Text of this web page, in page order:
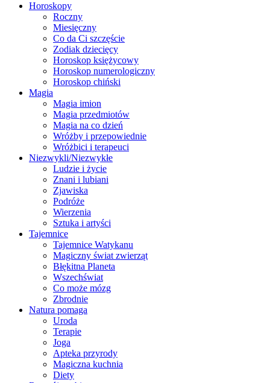
Horoskopy
Roczny
Miesięczny
Co da Ci szczęście
Zodiak dziecięcy
Horoskop księżycowy
Horoskop numerologiczny
Horoskop chiński
Magia
Magia imion
Magia przedmiotów
Magia na co dzień
Wróżby i przepowiednie
Wróżbici i terapeuci
Niezwykli/Niezwykłe
Ludzie i życie
Znani i lubiani
Zjawiska
Podróże
Wierzenia
Sztuka i artyści
Tajemnice
Tajemnice Watykanu
Magiczny świat zwierząt
Błękitna Planeta
Wszechświat
Co może mózg
Zbrodnie
Natura pomaga
Uroda
Terapie
Joga
Apteka przyrody
Magiczna kuchnia
Diety